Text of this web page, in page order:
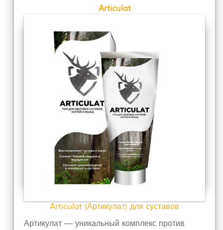
Articulat
Articulat (Артикулат) для суставов
Артикулат — уникальный комплекс против